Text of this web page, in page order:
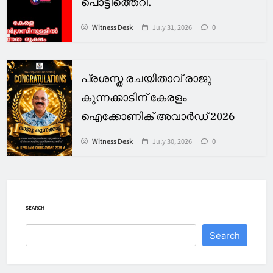
Witness Desk July 31, 2026 0
പ്രശസ്ത രചയിതാവ് രാജു
കുന്നക്കാടിന് കേരളം
ഐക്കോണിക് അവാർഡ് 2026
Witness Desk July 30, 2026 0
SEARCH
Search